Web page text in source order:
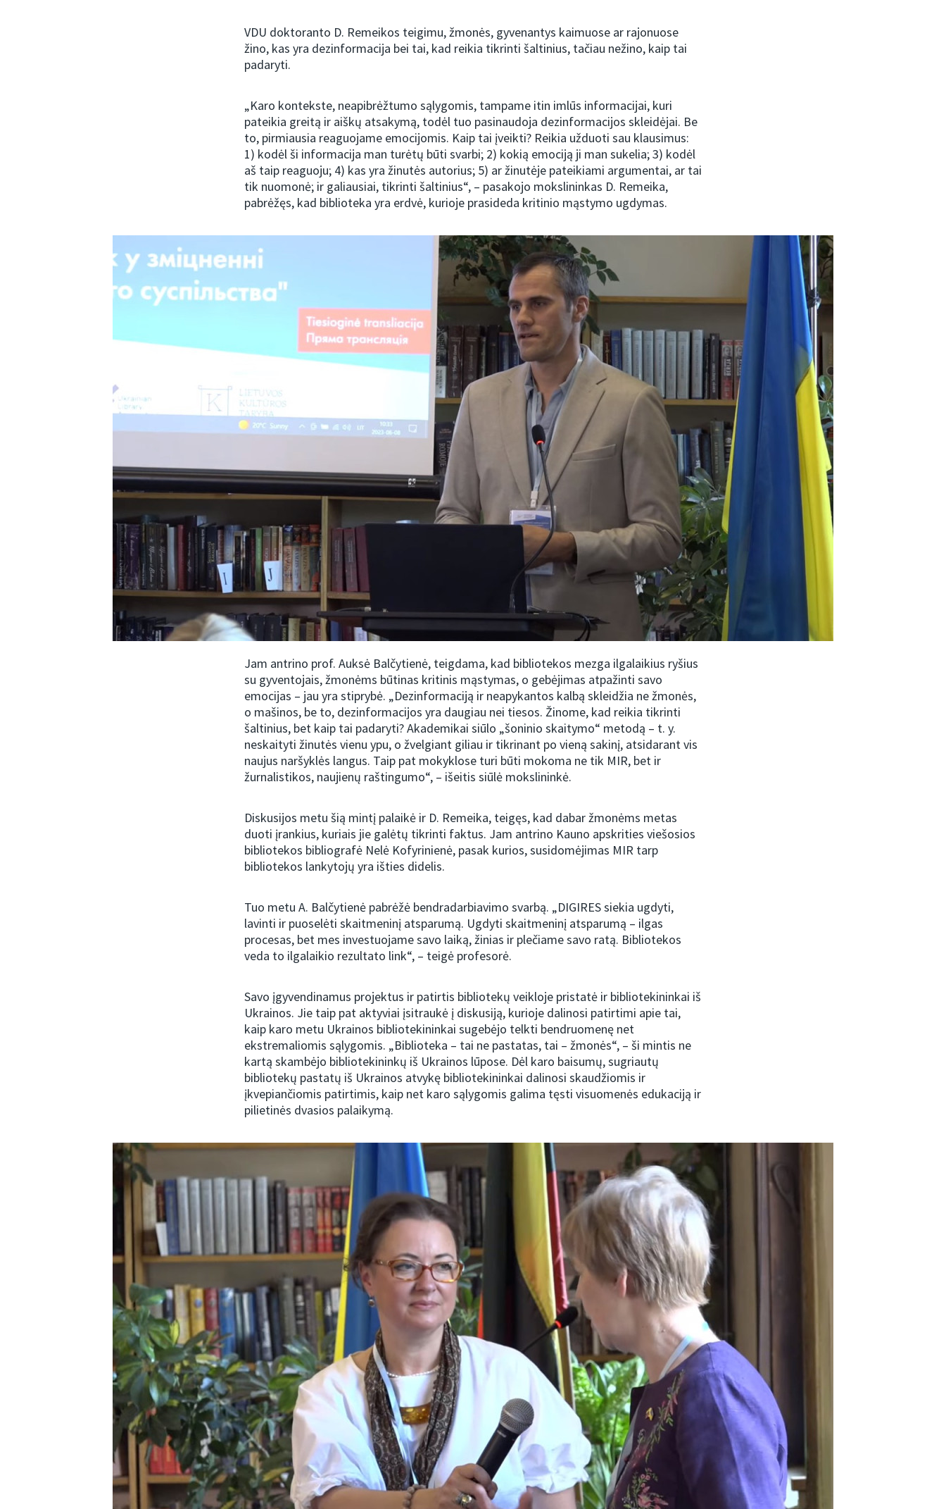
VDU doktoranto D. Remeikos teigimu, žmonės, gyvenantys kaimuose ar rajonuose
žino, kas yra dezinformacija bei tai, kad reikia tikrinti šaltinius, tačiau nežino, kaip tai
padaryti.
„Karo kontekste, neapibrėžtumo sąlygomis, tampame itin imlūs informacijai, kuri
pateikia greitą ir aiškų atsakymą, todėl tuo pasinaudoja dezinformacijos skleidėjai. Be
to, pirmiausia reaguojame emocijomis. Kaip tai įveikti? Reikia užduoti sau klausimus:
1) kodėl ši informacija man turėtų būti svarbi; 2) kokią emociją ji man sukelia; 3) kodėl
aš taip reaguoju; 4) kas yra žinutės autorius; 5) ar žinutėje pateikiami argumentai, ar tai
tik nuomonė; ir galiausiai, tikrinti šaltinius“, – pasakojo mokslininkas D. Remeika,
pabrėžęs, kad biblioteka yra erdvė, kurioje prasideda kritinio mąstymo ugdymas.
Jam antrino prof. Auksė Balčytienė, teigdama, kad bibliotekos mezga ilgalaikius ryšius
su gyventojais, žmonėms būtinas kritinis mąstymas, o gebėjimas atpažinti savo
emocijas – jau yra stiprybė. „Dezinformaciją ir neapykantos kalbą skleidžia ne žmonės,
o mašinos, be to, dezinformacijos yra daugiau nei tiesos. Žinome, kad reikia tikrinti
šaltinius, bet kaip tai padaryti? Akademikai siūlo „šoninio skaitymo“ metodą – t. y.
neskaityti žinutės vienu ypu, o žvelgiant giliau ir tikrinant po vieną sakinį, atsidarant vis
naujus naršyklės langus. Taip pat mokyklose turi būti mokoma ne tik MIR, bet ir
žurnalistikos, naujienų raštingumo“, – išeitis siūlė mokslininkė.
Diskusijos metu šią mintį palaikė ir D. Remeika, teigęs, kad dabar žmonėms metas
duoti įrankius, kuriais jie galėtų tikrinti faktus. Jam antrino Kauno apskrities viešosios
bibliotekos bibliografė Nelė Kofyrinienė, pasak kurios, susidomėjimas MIR tarp
bibliotekos lankytojų yra išties didelis.
Tuo metu A. Balčytienė pabrėžė bendradarbiavimo svarbą. „DIGIRES siekia ugdyti,
lavinti ir puoselėti skaitmeninį atsparumą. Ugdyti skaitmeninį atsparumą – ilgas
procesas, bet mes investuojame savo laiką, žinias ir plečiame savo ratą. Bibliotekos
veda to ilgalaikio rezultato link“, – teigė profesorė.
Savo įgyvendinamus projektus ir patirtis bibliotekų veikloje pristatė ir bibliotekininkai iš
Ukrainos. Jie taip pat aktyviai įsitraukė į diskusiją, kurioje dalinosi patirtimi apie tai,
kaip karo metu Ukrainos bibliotekininkai sugebėjo telkti bendruomenę net
ekstremaliomis sąlygomis. „Biblioteka – tai ne pastatas, tai – žmonės“, – ši mintis ne
kartą skambėjo bibliotekininkų iš Ukrainos lūpose. Dėl karo baisumų, sugriautų
bibliotekų pastatų iš Ukrainos atvykę bibliotekininkai dalinosi skaudžiomis ir
įkvepiančiomis patirtimis, kaip net karo sąlygomis galima tęsti visuomenės edukaciją ir
pilietinės dvasios palaikymą.